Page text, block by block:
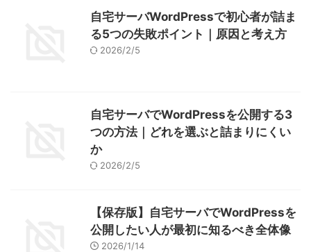
自宅サーバWordPressで初心者が詰ま
る5つの失敗ポイント｜原因と考え方
2026/2/5
自宅サーバでWordPressを公開する3
つの方法｜どれを選ぶと詰まりにくい
か
2026/2/5
【保存版】自宅サーバでWordPressを
公開したい人が最初に知るべき全体像
2026/1/14